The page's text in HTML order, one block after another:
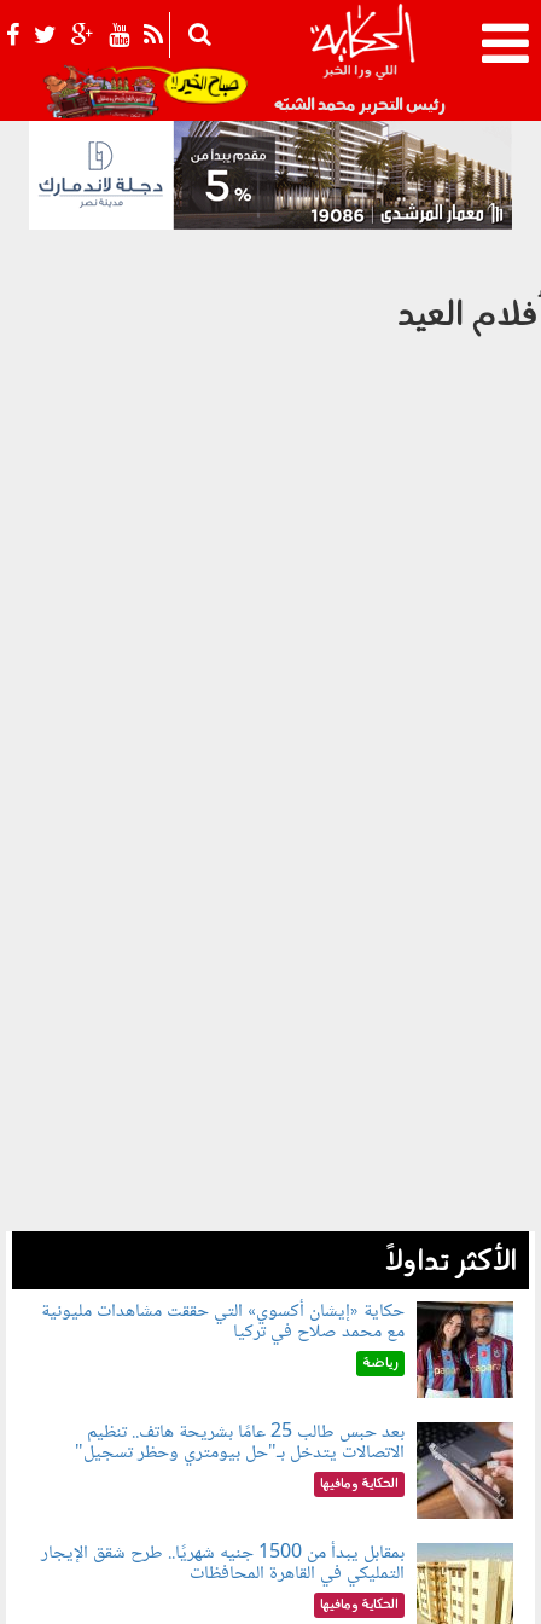
رئيس التحرير محمد الشبّه 021_2.png
العيد
الأكثر تداولاً
080802.jpg
حكاية «إيشان أكسوي» التي حققت مشاهدات مليونية
مع محمد صلاح في تركيا
رياضة
080803.jpg
بعد حبس طالب 25 عامًا بشريحة هاتف.. تنظيم
الاتصالات يتدخل بـ"حل بيومتري وحظر تسجيل"
الحكاية ومافيها
080801.jpg
بمقابل يبدأ من 1500 جنيه شهريًا.. طرح شقق الإيجار
التمليكي في القاهرة المحافظات
الحكاية ومافيها